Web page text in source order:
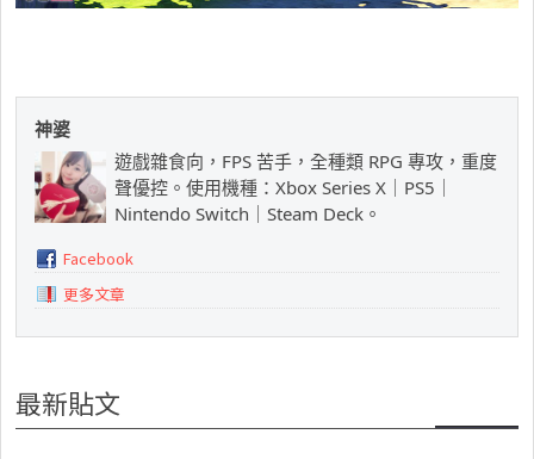
神婆
遊戲雜食向，FPS 苦手，全種類 RPG 專攻，重度
聲優控。使用機種：Xbox Series X｜PS5｜
Nintendo Switch｜Steam Deck。
Facebook
更多文章
最新貼文